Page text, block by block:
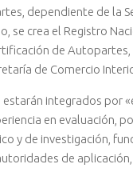
dependiente de la
se crea el Registro
de Autopartes,
de Comercio
estarán integrados por
en evaluación,
y de investigación,
de